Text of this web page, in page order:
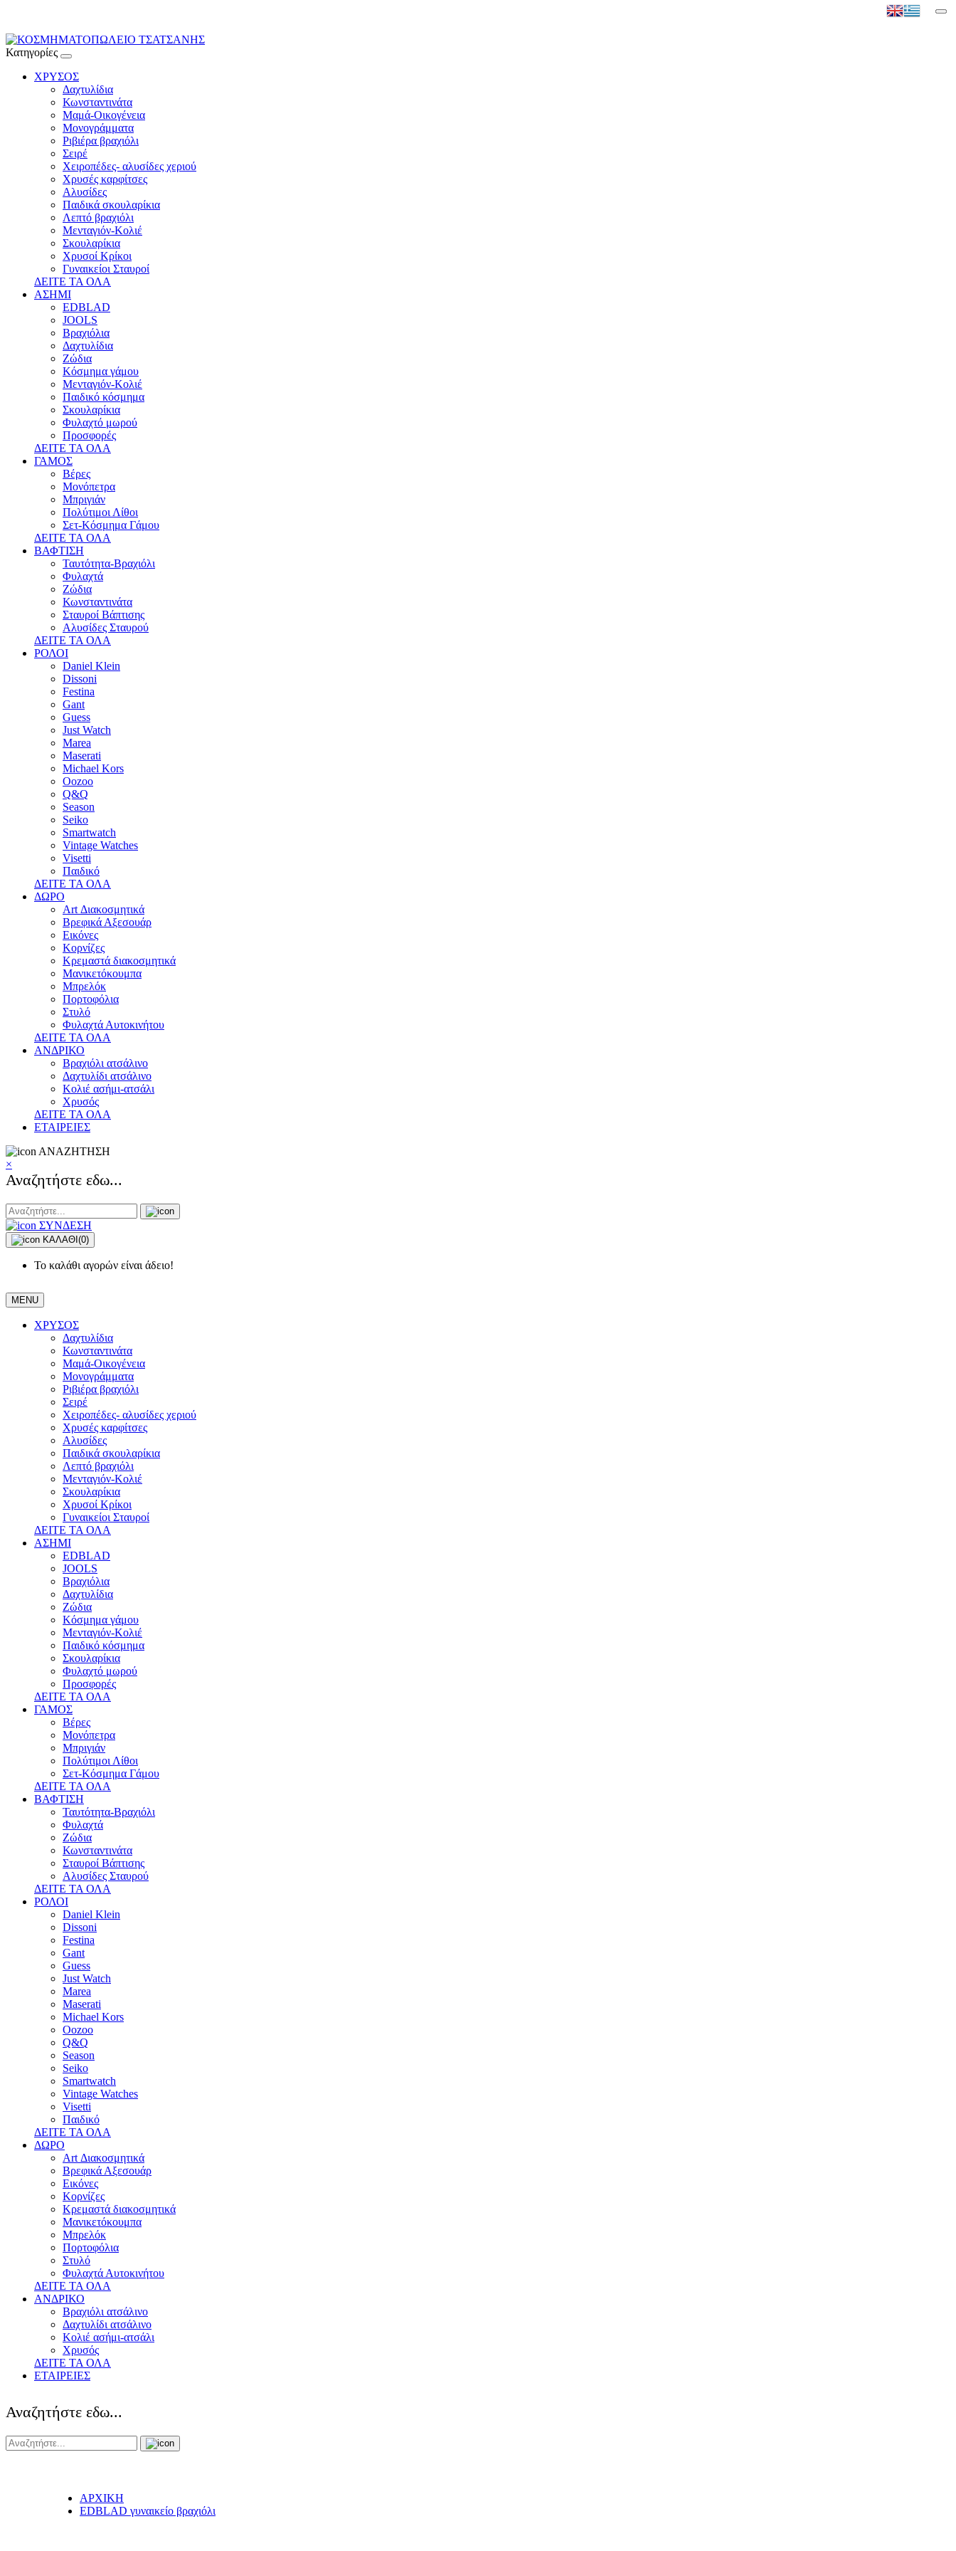
Κατηγορίες
ΧΡΥΣΟΣ
Δαχτυλίδια
Κωνσταντινάτα
Μαμά-Οικογένεια
Μονογράμματα
Ριβιέρα βραχιόλι
Σειρέ
Χειροπέδες- αλυσίδες χεριού
Χρυσές καρφίτσες
Αλυσίδες
Παιδικά σκουλαρίκια
Λεπτό βραχιόλι
Μενταγιόν-Κολιέ
Σκουλαρίκια
Χρυσοί Κρίκοι
Γυναικείοι Σταυροί
ΔΕΙΤΕ ΤΑ ΟΛΑ
ΑΣΗΜΙ
EDBLAD
JOOLS
Βραχιόλια
Δαχτυλίδια
Ζώδια
Κόσμημα γάμου
Μενταγιόν-Κολιέ
Παιδικό κόσμημα
Σκουλαρίκια
Φυλαχτό μωρού
Προσφορές
ΔΕΙΤΕ ΤΑ ΟΛΑ
ΓΑΜΟΣ
Βέρες
Μονόπετρα
Μπριγιάν
Πολύτιμοι Λίθοι
Σετ-Κόσμημα Γάμου
ΔΕΙΤΕ ΤΑ ΟΛΑ
ΒΑΦΤΙΣΗ
Ταυτότητα-Βραχιόλι
Φυλαχτά
Ζώδια
Κωνσταντινάτα
Σταυροί Βάπτισης
Αλυσίδες Σταυρού
ΔΕΙΤΕ ΤΑ ΟΛΑ
ΡΟΛΟΙ
Daniel Klein
Dissoni
Festina
Gant
Guess
Just Watch
Marea
Maserati
Michael Kors
Oozoo
Q&Q
Season
Seiko
Smartwatch
Vintage Watches
Visetti
Παιδικό
ΔΕΙΤΕ ΤΑ ΟΛΑ
ΔΩΡΟ
Art Διακοσμητικά
Βρεφικά Αξεσουάρ
Εικόνες
Κορνίζες
Κρεμαστά διακοσμητικά
Μανικετόκουμπα
Μπρελόκ
Πορτοφόλια
Στυλό
Φυλαχτά Αυτοκινήτου
ΔΕΙΤΕ ΤΑ ΟΛΑ
ΑΝΔΡΙΚΟ
Βραχιόλι ατσάλινο
Δαχτυλίδι ατσάλινο
Κολιέ ασήμι-ατσάλι
Χρυσός
ΔΕΙΤΕ ΤΑ ΟΛΑ
ΕΤΑΙΡΕΙΕΣ
ΑΝΑΖΗΤΗΣΗ
×
Αναζητήστε εδω...
ΣΥΝΔΕΣΗ
ΚΑΛΑΘΙ (0)
Το καλάθι αγορών είναι άδειο!
MENU
ΧΡΥΣΟΣ
Δαχτυλίδια
Κωνσταντινάτα
Μαμά-Οικογένεια
Μονογράμματα
Ριβιέρα βραχιόλι
Σειρέ
Χειροπέδες- αλυσίδες χεριού
Χρυσές καρφίτσες
Αλυσίδες
Παιδικά σκουλαρίκια
Λεπτό βραχιόλι
Μενταγιόν-Κολιέ
Σκουλαρίκια
Χρυσοί Κρίκοι
Γυναικείοι Σταυροί
ΔΕΙΤΕ ΤΑ ΟΛΑ
ΑΣΗΜΙ
EDBLAD
JOOLS
Βραχιόλια
Δαχτυλίδια
Ζώδια
Κόσμημα γάμου
Μενταγιόν-Κολιέ
Παιδικό κόσμημα
Σκουλαρίκια
Φυλαχτό μωρού
Προσφορές
ΔΕΙΤΕ ΤΑ ΟΛΑ
ΓΑΜΟΣ
Βέρες
Μονόπετρα
Μπριγιάν
Πολύτιμοι Λίθοι
Σετ-Κόσμημα Γάμου
ΔΕΙΤΕ ΤΑ ΟΛΑ
ΒΑΦΤΙΣΗ
Ταυτότητα-Βραχιόλι
Φυλαχτά
Ζώδια
Κωνσταντινάτα
Σταυροί Βάπτισης
Αλυσίδες Σταυρού
ΔΕΙΤΕ ΤΑ ΟΛΑ
ΡΟΛΟΙ
Daniel Klein
Dissoni
Festina
Gant
Guess
Just Watch
Marea
Maserati
Michael Kors
Oozoo
Q&Q
Season
Seiko
Smartwatch
Vintage Watches
Visetti
Παιδικό
ΔΕΙΤΕ ΤΑ ΟΛΑ
ΔΩΡΟ
Art Διακοσμητικά
Βρεφικά Αξεσουάρ
Εικόνες
Κορνίζες
Κρεμαστά διακοσμητικά
Μανικετόκουμπα
Μπρελόκ
Πορτοφόλια
Στυλό
Φυλαχτά Αυτοκινήτου
ΔΕΙΤΕ ΤΑ ΟΛΑ
ΑΝΔΡΙΚΟ
Βραχιόλι ατσάλινο
Δαχτυλίδι ατσάλινο
Κολιέ ασήμι-ατσάλι
Χρυσός
ΔΕΙΤΕ ΤΑ ΟΛΑ
ΕΤΑΙΡΕΙΕΣ
Αναζητήστε εδω...
ΑΡΧΙΚΗ
EDBLAD γυναικείο βραχιόλι